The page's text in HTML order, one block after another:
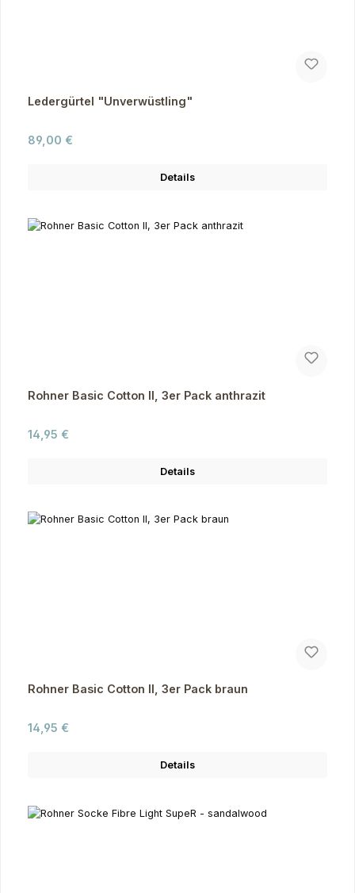
Ledergürtel "Unverwüstling"
Regulärer Preis:
89,00 €
Details
Rohner Basic Cotton II, 3er Pack anthrazit
Regulärer Preis:
14,95 €
Details
Rohner Basic Cotton II, 3er Pack braun
Regulärer Preis:
14,95 €
Details